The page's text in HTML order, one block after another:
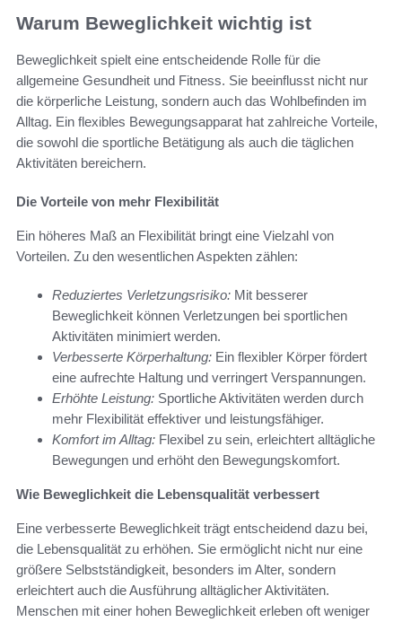
Warum Beweglichkeit wichtig ist
Beweglichkeit spielt eine entscheidende Rolle für die
allgemeine Gesundheit und Fitness. Sie beeinflusst nicht nur
die körperliche Leistung, sondern auch das Wohlbefinden im
Alltag. Ein flexibles Bewegungsapparat hat zahlreiche Vorteile,
die sowohl die sportliche Betätigung als auch die täglichen
Aktivitäten bereichern.
Die Vorteile von mehr Flexibilität
Ein höheres Maß an Flexibilität bringt eine Vielzahl von
Vorteilen. Zu den wesentlichen Aspekten zählen:
Reduziertes Verletzungsrisiko: Mit besserer
Beweglichkeit können Verletzungen bei sportlichen
Aktivitäten minimiert werden.
Verbesserte Körperhaltung: Ein flexibler Körper fördert
eine aufrechte Haltung und verringert Verspannungen.
Erhöhte Leistung: Sportliche Aktivitäten werden durch
mehr Flexibilität effektiver und leistungsfähiger.
Komfort im Alltag: Flexibel zu sein, erleichtert alltägliche
Bewegungen und erhöht den Bewegungskomfort.
Wie Beweglichkeit die Lebensqualität verbessert
Eine verbesserte Beweglichkeit trägt entscheidend dazu bei,
die Lebensqualität zu erhöhen. Sie ermöglicht nicht nur eine
größere Selbstständigkeit, besonders im Alter, sondern
erleichtert auch die Ausführung alltäglicher Aktivitäten.
Menschen mit einer hohen Beweglichkeit erleben oft weniger